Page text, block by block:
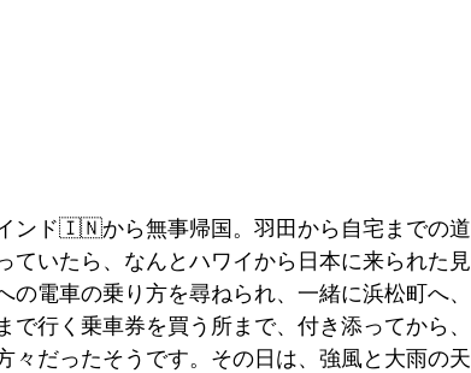
ンド🇮🇳から無事帰国。羽田から自宅までの道
いたら、なんとハワイから日本に来られた見
電車の乗り方を尋ねられ、一緒に浜松町へ、
行く乗車券を買う所まで、付き添ってから、
々だったそうです。その日は、強風と大雨の天